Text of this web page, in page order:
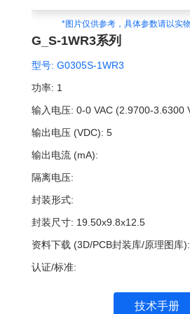
*图片仅供参考，具体参数请以实
G_S-1WR3系列
型号: G0305S-1WR3
功率: 1
输入电压: 0-0 VAC (2.9700-3.6300
输出电压 (VDC): 5
输出电流 (mA):
隔离电压:
封装形式:
封装尺寸: 19.50x9.8x12.5
资料下载 (3D/PCB封装库/原理图库):
认证/标准:
技术手册